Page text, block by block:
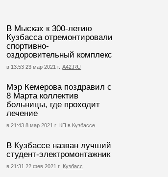
В Мысках к 300-летию
Кузбасса отремонтировали
спортивно-
оздоровительный комплекс
в 13:53 23 мар 2021 г. А42.RU
Мэр Кемерова поздравил с
8 Марта коллектив
больницы, где проходит
лечение
в 21:43 8 мар 2021 г. КП в Кузбассе
В Кузбассе назван лучший
студент-электромонтажник
в 21:31 22 фев 2021 г. Кузбасс